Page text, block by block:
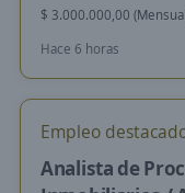
$ 3.000.000,00
Hace 6 horas
Empleo
Analista de